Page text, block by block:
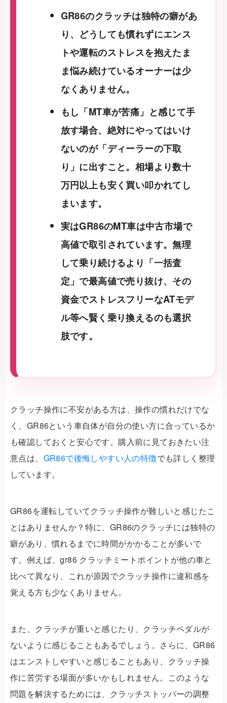
GR86のクラッチは独特の癖があ
り、どうしても慣れずにエンス
トや運転のストレスを抱えたま
ま悩み続けているオーナーは少
なくありません。
もし「MT車が苦痛」と感じて手
放す場合、絶対にやってはいけ
ないのが「ディーラーの下取
り」に出すこと。相場より数十
万円以上も安く買い叩かれてし
まいます。
実はGR86のMT車は中古市場で
高値で取引されています。無理
して乗り続けるより「一括査
定」で最高値で売り抜け、その
資金でストレスフリーなATモデ
ル等へ賢く乗り換えるのも選択
肢です。
クラッチ操作に不安がある方は、操作の慣れだけでな
く、GR86という車自体が自分の使い方に合っているか
も確認しておくと安心です。購入前に見ておきたい注
意点は、 GR86で後悔しやすい人の特徴でも詳しく整理
しています。
GR86を運転していてクラッチ操作が難しいと感じたこ
とはありませんか？特に、GR86のクラッチには独特の
癖があり、慣れるまでに時間がかかることが多いで
す。例えば、gr86 クラッチミートポイントが他の車と
比べて異なり、これが原因でクラッチ操作に違和感を
覚える方も少なくありません。
また、クラッチが重いと感じたり、クラッチペダルが
ないように感じることもあるでしょう。さらに、GR86
はエンストしやすいと感じることもあり、クラッチ操
作に苦労する場面が多いかもしれません。このような
問題を解決するためには、クラッチストッパーの調整